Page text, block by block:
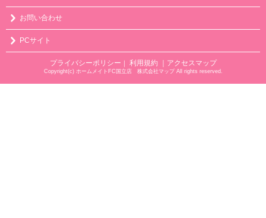
お問い合わせ
PCサイト
プライバシーポリシー ｜ 利用規約 ｜アクセスマップ
Copyright(c) ホームメイトFC国立店 株式会社マップ All rights reserved.